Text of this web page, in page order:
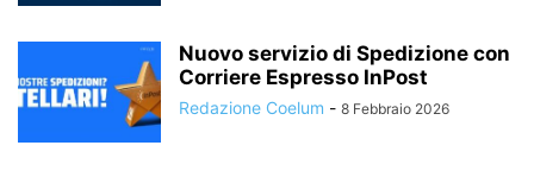
Nuovo servizio di Spedizione con
Corriere Espresso InPost
Redazione Coelum - 8 Febbraio 2026